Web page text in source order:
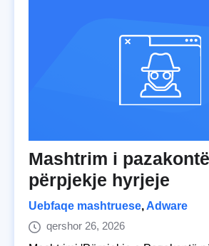
Mashtrim i
përpjekje hyrjeje
Uebfaqe mashtruese, Adware
qershor 26, 2026